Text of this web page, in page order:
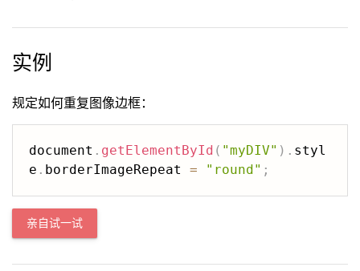
实例
规定如何重复图像边框：
document . getElementById ( "myDIV" ) . styl
e . borderImageRepeat = "round" ;
亲自试一试